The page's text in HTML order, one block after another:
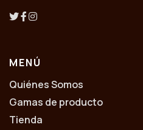
MENÚ
Quiénes Somos
Gamas de producto
Tienda